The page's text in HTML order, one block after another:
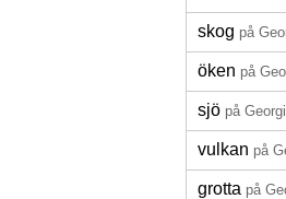
skog på
öken på
sjö på
vulkan på
grotta på